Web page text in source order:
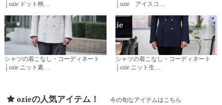
│ozie ドット柄…
│ozie アイスコ…
シャツの着こなし・コーディネート
│ozie ニット素…
シャツの着こなし・コーディネート
│ozie ニット生…
ozieの人気アイテム！ 今の旬なアイテムはこちら